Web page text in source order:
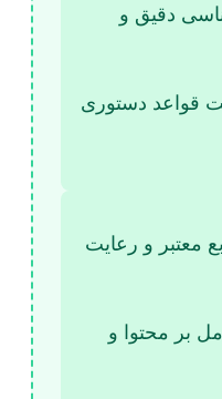
دقیق و
قواعد دستوری
معتبر و رعایت
بر محتوا و